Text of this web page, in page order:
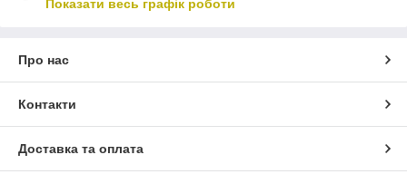
Показати весь графік роботи
Про нас
Контакти
Доставка та оплата